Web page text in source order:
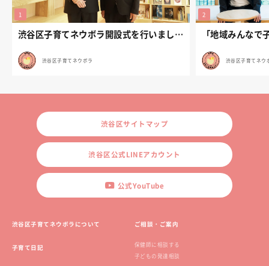
渋谷区子育てネウボラ開設式を行いました。
渋谷区子育てネウボラ 渋谷区子育てネウ
渋谷区サイトマップ
渋谷区公式LINEアカウント
公式YouTube
渋谷区子育てネウボラについて
子育て日記
ご相談・ご案内
保健師に相談する
子どもの発達相談